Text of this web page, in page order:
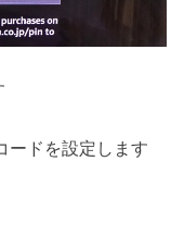
ードを設定します